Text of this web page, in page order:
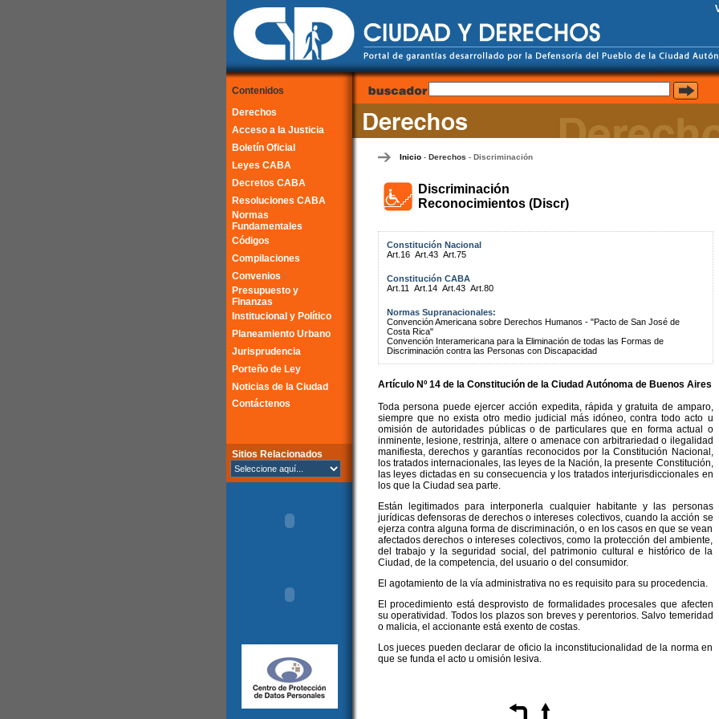
Contenidos
Derechos
Acceso a la Justicia
Boletín Oficial
Leyes CABA
Decretos CABA
Resoluciones CABA
Normas
Fundamentales
Códigos
Compilaciones
Convenios
Presupuesto y
Finanzas
Institucional y Político
Planeamiento Urbano
Jurisprudencia
Porteño de Ley
Noticias de la Ciudad
Contáctenos
Sitios Relacionados
Inicio- Derechos - Discriminación
Discriminación
Reconocimientos (Discr)
Constitución Nacional
Art.16 Art.43 Art.75
Constitución CABA
Art.11
Art.14 Art.43 Art.80
Normas Supranacionales:
Convención Americana sobre Derechos Humanos - "Pacto de San José de
Costa Rica"
Convención Interamericana para la Eliminación de todas las Formas de
Discriminación contra las Personas con Discapacidad
Artículo Nº 14 de la Constituciónde la Ciudad Autónoma de Buenos Aires
Toda persona puede ejercer acción expedita, rápida y gratuita de amparo,
siempre que no exista otro medio judicial más idóneo, contra todo acto u
omisión de autoridades públicas o de particulares que en forma actual o
inminente, lesione, restrinja, altere o amenace con arbitrariedad o ilegalidad
manifiesta, derechos y garantías reconocidos por la Constitución Nacional,
los tratados internacionales, las leyes de la Nación, la presente Constitución,
las leyes dictadas en su consecuencia y los tratados interjurisdiccionales en
los que la Ciudad sea parte.
Están legitimados para interponerla cualquier habitante y las personas
jurídicas defensoras de derechos o intereses colectivos, cuando la acción se
ejerza contra alguna forma de discriminación, o en los casos en que se vean
afectados derechos o intereses colectivos, como la protección del ambiente,
del trabajo y la seguridad social, del patrimonio cultural e histórico de la
Ciudad, de la competencia, del usuario o del consumidor.
El agotamiento de la vía administrativa no es requisito para su procedencia.
El procedimiento está desprovisto de formalidades procesales que afecten
su operatividad. Todos los plazos son breves y perentorios. Salvo temeridad
o malicia, el accionante está exento de costas.
Los jueces pueden declarar de oficio la inconstitucionalidad de la norma en
que se funda el acto u omisión lesiva.